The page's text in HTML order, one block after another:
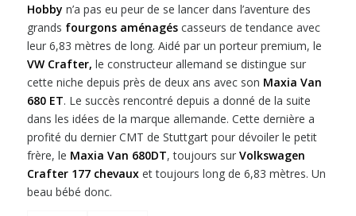
Hobby n’a pas eu peur de se lancer dans l’aventure des
grands fourgons aménagéscasseurs de tendance avec
leur 6,83 mètres de long. Aidé par un porteur premium, le
VW Crafter, le constructeur allemand se distingue sur
cette niche depuis près de deux ans avec son Maxia Van
680 ET. Le succès rencontré depuis a donné de la suite
dans les idées de la marque allemande. Cette dernière a
profité du dernier CMT de Stuttgart pour dévoiler le petit
frère, le Maxia Van 680DT, toujours sur Volkswagen
Crafter 177 chevauxet toujours long de 6,83 mètres. Un
beau bébé donc.